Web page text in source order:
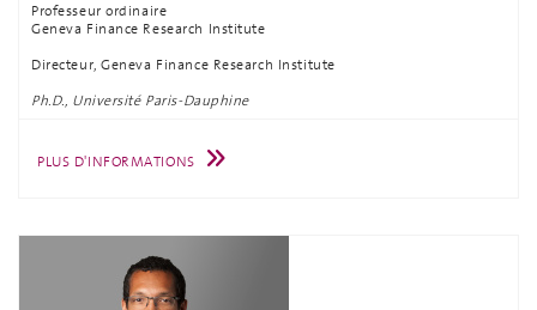
Professeur ordinaire
Geneva Finance Research Institute
Directeur, Geneva Finance Research Institute
Ph.D., Université Paris-Dauphine
PLUS D'INFORMATIONS